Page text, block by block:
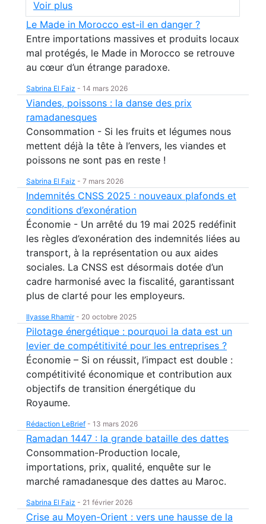
Voir plus
Le Made in Morocco est-il en danger ?
Entre importations massives et produits locaux
mal protégés, le Made in Morocco se retrouve
au cœur d’un étrange paradoxe.
Sabrina El Faiz - 14 mars 2026
Viandes, poissons : la danse des prix
ramadanesques
Consommation - Si les fruits et légumes nous
mettent déjà la tête à l’envers, les viandes et
poissons ne sont pas en reste !
Sabrina El Faiz - 7 mars 2026
Indemnités CNSS 2025 : nouveaux plafonds et
conditions d’exonération
Économie - Un arrêté du 19 mai 2025 redéfinit
les règles d’exonération des indemnités liées au
transport, à la représentation ou aux aides
sociales. La CNSS est désormais dotée d’un
cadre harmonisé avec la fiscalité, garantissant
plus de clarté pour les employeurs.
Ilyasse Rhamir- 20 octobre 2025
Pilotage énergétique : pourquoi la data est un
levier de compétitivité pour les entreprises ?
Économie – Si on réussit, l’impact est double :
compétitivité économique et contribution aux
objectifs de transition énergétique du
Royaume.
Rédaction LeBrief - 13 mars 2026
Ramadan 1447 : la grande bataille des dattes
Consommation-Production locale,
importations, prix, qualité, enquête sur le
marché ramadanesque des dattes au Maroc.
Sabrina El Faiz - 21 février 2026
Crise au Moyen-Orient : vers une hausse de la